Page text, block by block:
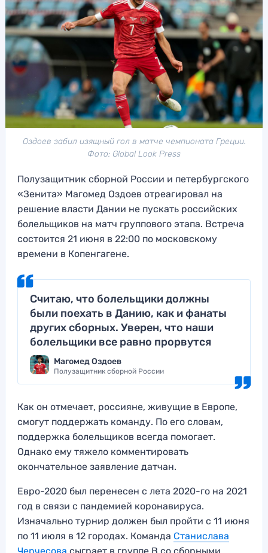
Оздоев забил изящный гол в матче чемпионата Греции.
Фото: Global Look Press
Полузащитник сборной России и петербургского
«Зенита» Магомед Оздоев отреагировал на
решение власти Дании не пускать российских
болельщиков на матч группового этапа. Встреча
состоится 21 июня в 22:00 по московскому
времени в Копенгагене.
Считаю, что болельщики должны
были поехать в Данию, как и фанаты
других сборных. Уверен, что наши
болельщики все равно прорвутся
Магомед Оздоев
Полузащитник сборной России
Как он отмечает, россияне, живущие в Европе,
смогут поддержать команду. По его словам,
поддержка болельщиков всегда помогает.
Однако ему тяжело комментировать
окончательное заявление датчан.
Евро-2020 был перенесен с лета 2020-го на 2021
год в связи с пандемией коронавируса.
Изначально турнир должен был пройти с 11 июня
по 11 июля в 12 городах. Команда Станислава